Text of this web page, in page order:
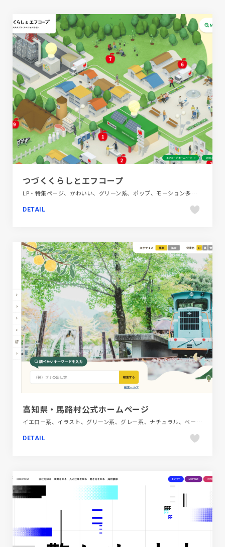
つづくくらしとエフコープ
LP・特集ページ、かわいい、グリーン系、ポップ、モーション多め、地域・団体・活動
DETAIL
高知県・馬路村公式ホームページ
イエロー系、イラスト、グリーン系、グレー系、ナチュラル、ベージュ・ゴールド系、ポータルサイト、商業施設・レジャー、大きめ写真、旅行・ホテル・観光、第一次産業・SDGs・地方創生
DETAIL